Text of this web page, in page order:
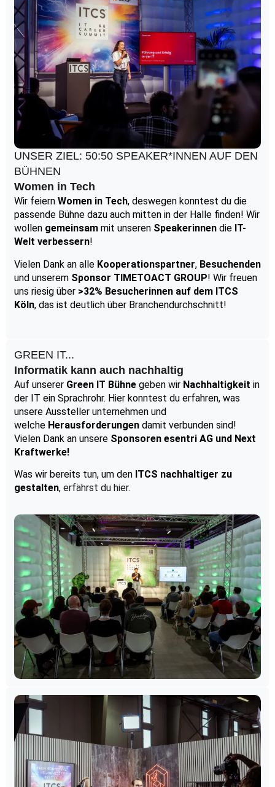
UNSER ZIEL: 50:50 SPEAKER*INNEN AUF DEN
BÜHNEN
Women in Tech
Wir feiern Women in Tech, deswegen konntest du die
passende Bühne dazu auch mitten in der Halle finden! Wir
wollen gemeinsammit unseren Speakerinnendie IT-
Welt verbessern!
Vielen Dank an alle Kooperationspartner, Besuchenden
und unserem Sponsor TIMETOACT GROUP! Wir freuen
uns riesig über >32% Besucherinnen auf dem ITCS
Köln, das ist deutlich über Branchendurchschnitt!
GREEN IT...
Informatik kann auch nachhaltig
Auf unserer Green IT Bühnegeben wir Nachhaltigkeit in
der IT ein Sprachrohr. Hier konntest du erfahren, was
unsere Aussteller unternehmen und
welche Herausforderungendamit verbunden sind!
Vielen Dank an unsere Sponsoren esentri AG und Next
Kraftwerke!
Was wir bereits tun, um den ITCS nachhaltiger zu
gestalten, erfährst du hier.